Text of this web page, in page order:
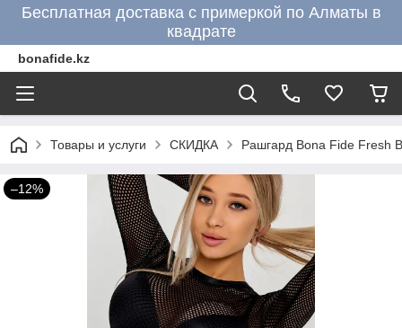
Бесплатная доставка с примеркой по Алматы в
квадрате
bonafide.kz
Товары и услуги СКИДКА Рашгард Bona Fide Fresh
–12%